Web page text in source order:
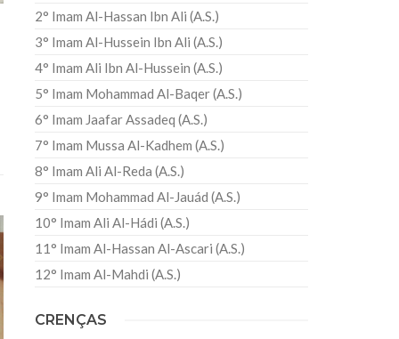
2° Imam Al-Hassan Ibn Ali (A.S.)
3° Imam Al-Hussein Ibn Ali (A.S.)
4° Imam Ali Ibn Al-Hussein (A.S.)
5° Imam Mohammad Al-Baqer (A.S.)
6° Imam Jaafar Assadeq (A.S.)
7° Imam Mussa Al-Kadhem (A.S.)
8° Imam Ali Al-Reda (A.S.)
9° Imam Mohammad Al-Jauád (A.S.)
10° Imam Ali Al-Hádi (A.S.)
11° Imam Al-Hassan Al-Ascari (A.S.)
12° Imam Al-Mahdi (A.S.)
CRENÇAS